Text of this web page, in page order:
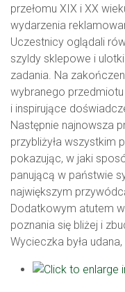
przełomu XIX i XX
wydarzenia
Uczestnicy oglądali
szyldy sklepowe i
zadania. Na
wybranego
i inspirujące
Następnie najnowsza
przybliżyła wszystkim
pokazując, w jaki
panującą w państwie
największym
Dodatkowym atutem
poznania się bliżej i
Wycieczka była